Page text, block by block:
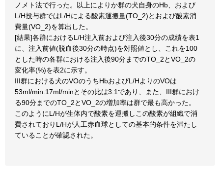
ノメト法で行った。以上によりか群の犬自身のHb、および
L/H投与群ではL/Hによる酸素運搬量(TO_2)とおよび酸素消
費量(VO_2)を算出した。
[結果]各群におけるL/H注入前および注入後30分の成績を表1
に、注入前値(脱血後30分の時点)を対照値とし、これを100
とした時の各群における注入後90分までのTO_2とVO_2の
変化率(%)を表2に示す。
III群における犬のVOのうちHbおよびL/HよりのVOは
53ml/min.17ml/minとその比は3:1であり、また、III群におけ
る90分までのTO_2とVO_2の増加率は群で最も高かった。
このようにL/Hが生体内で酸素を運搬しこの酸素が組織で消
費されておりL/Hが人工赤血球としての基本的条件を満たし
ていることが確認された。